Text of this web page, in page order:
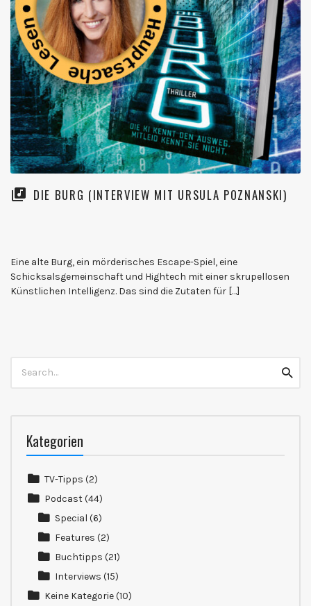
DIE BURG (INTERVIEW MIT URSULA POZNANSKI)
Eine alte Burg, ein mörderisches Escape-Spiel, eine
Schicksalsgemeinschaft und Hightech mit einer skrupellosen
Künstlichen Intelligenz. Das sind die Zutaten für […]
for:
Kategorien
TV-Tipps (2)
Podcast(44)
Special (6)
Features (2)
Buchtipps (21)
Interviews (15)
Keine Kategorie(10)